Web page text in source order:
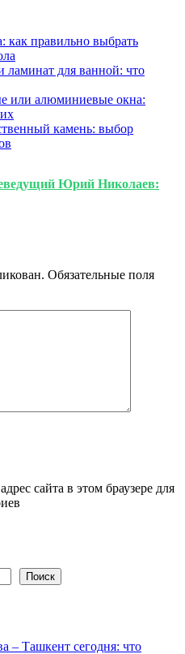
как правильно выбрать
ламинат для ванной: что
или алюминиевые окна:
камень: выбор
Юрий Николаев:
Обязательные поля
сайта в этом браузере для
Поиск
– Ташкент сегодня: что